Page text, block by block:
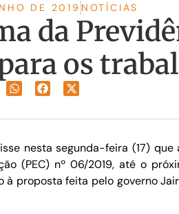
DE 2019 NOTÍCIAS
da
os
nesta segunda-feira (17)
(PEC) nº 06/2019, até o
proposta feita pelo governo